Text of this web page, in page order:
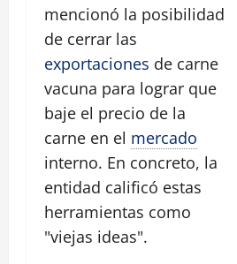
mencionó la posibilidad
de cerrar las
exportaciones de carne
vacuna para lograr que
baje el precio de la
carne en el mercado
interno. En concreto, la
entidad calificó estas
herramientas como
"viejas ideas".